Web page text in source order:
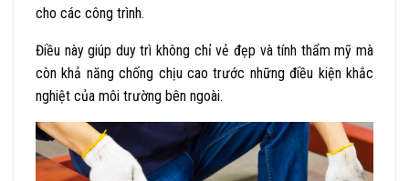
cho các công trình.
Điều này giúp duy trì không chỉ vẻ đẹp và tính thẩm mỹ mà
còn khả năng chống chịu cao trước những điều kiện khắc
nghiệt của môi trường bên ngoài.